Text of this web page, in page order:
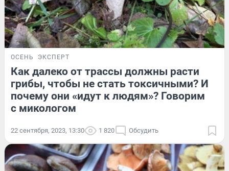
ОСЕНЬ ЭКСПЕРТ
Как далеко от трассы должны расти
грибы, чтобы не стать токсичными? И
почему они «идут к людям»? Говорим
с микологом
22 сентября, 2023, 13:30 1 820 Обсудить